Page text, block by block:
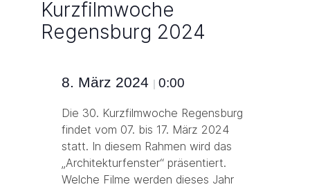
Kurzfilmwoche
Regensburg 2024
8. März 2024 | 0:00
Die 30. Kurzfilmwoche Regensburg
findet vom 07. bis 17. März 2024
statt. In diesem Rahmen wird das
„Architekturfenster“ präsentiert.
Welche Filme werden dieses Jahr